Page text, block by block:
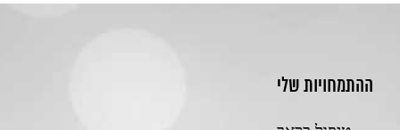
ההתמחויות שלי